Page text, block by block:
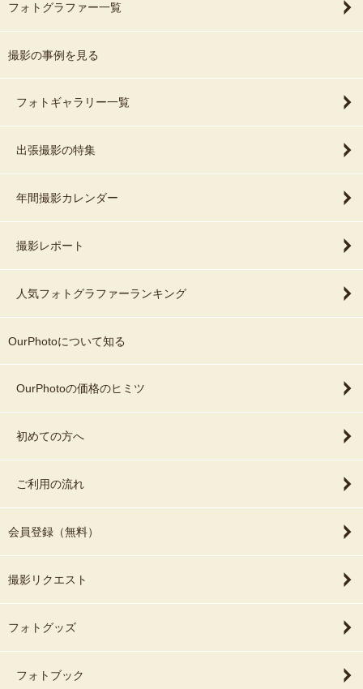
フォトグラファー一覧
撮影の事例を見る
フォトギャラリー一覧
出張撮影の特集
年間撮影カレンダー
撮影レポート
人気フォトグラファーランキング
OurPhotoについて知る
OurPhotoの価格のヒミツ
初めての方へ
ご利用の流れ
会員登録（無料）
撮影リクエスト
フォトグッズ
フォトブック